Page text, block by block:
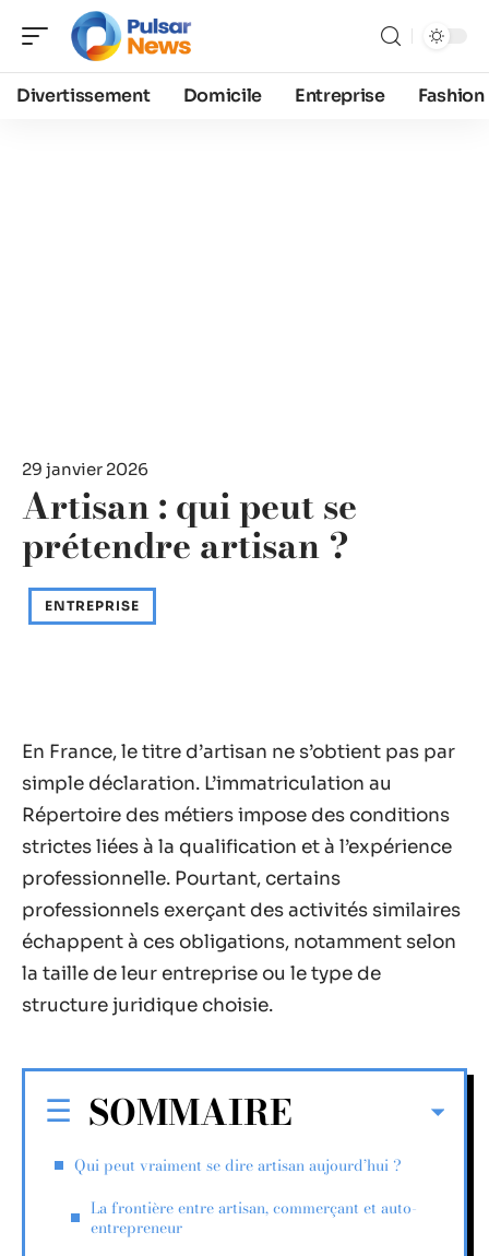
Divertissement Domicile Entreprise Fashion
29 janvier 2026
Artisan : qui peut se
prétendre artisan ?
ENTREPRISE
En France, le titre d’artisan ne s’obtient pas par
simple déclaration. L’immatriculation au
Répertoire des métiers impose des conditions
strictes liées à la qualification et à l’expérience
professionnelle. Pourtant, certains
professionnels exerçant des activités similaires
échappent à ces obligations, notamment selon
la taille de leur entreprise ou le type de
structure juridique choisie.
SOMMAIRE
Qui peut vraiment se dire artisan aujourd’hui ?
La frontière entre artisan, commerçant et auto-
entrepreneur